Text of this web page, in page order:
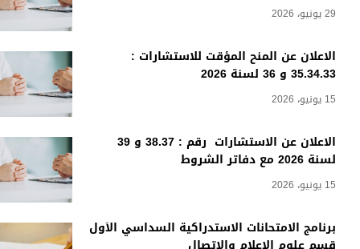
29 يونيو، 2026
الاعلان عن المنح المؤقت للاستشارات :
35.34.33 و 36 لسنة 2026
15 يونيو، 2026
الاعلان عن الاستشارات رقم : 38.37 و 39
لسنة 2026 مع دفاتر الشروط
15 يونيو، 2026
برنامج الامتحانات الاستدراكية السداسي الأول